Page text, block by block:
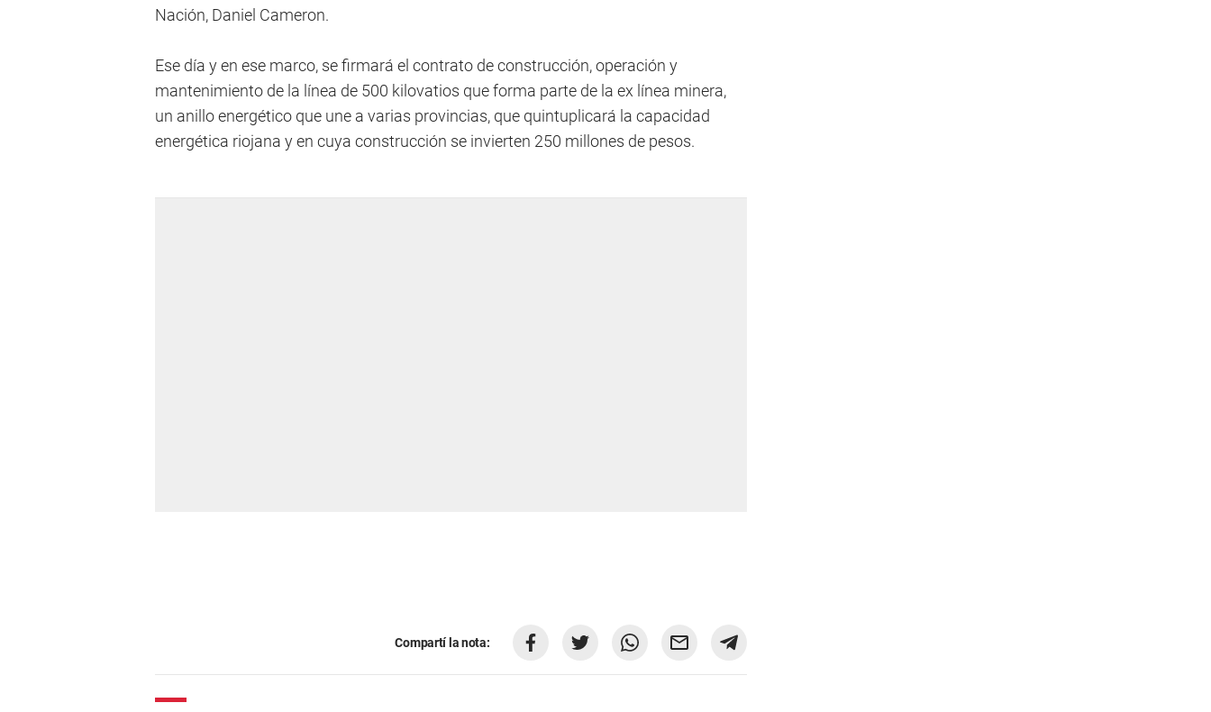
Nación, Daniel Cameron.
Ese día y en ese marco, se firmará el contrato de construcción, operación y
mantenimiento de la línea de 500 kilovatios que forma parte de la ex línea minera,
un anillo energético que une a varias provincias, que quintuplicará la capacidad
energética riojana y en cuya construcción se invierten 250 millones de pesos.
Compartí la nota: